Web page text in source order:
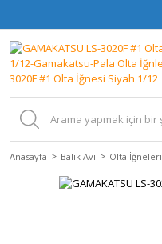
Anasayfa Balık Avı Olta İğneleri